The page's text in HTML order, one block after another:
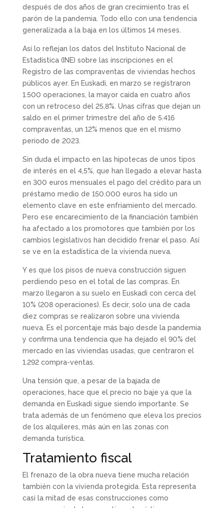
después de dos años de gran crecimiento tras el
parón de la pandemia. Todo ello con una tendencia
generalizada a la baja en los últimos 14 meses.
Así lo reflejan los datos del Instituto Nacional de
Estadística (INE) sobre las inscripciones en el
Registro de las compraventas de viviendas hechos
públicos ayer. En Euskadi, en marzo se registraron
1.500 operaciones, la mayor caída en cuatro años
con un retroceso del 25,8%. Unas cifras que dejan un
saldo en el primer trimestre del año de 5.416
compraventas, un 12% menos que en el mismo
periodo de 2023.
Sin duda el impacto en las hipotecas de unos tipos
de interés en el 4,5%, que han llegado a elevar hasta
en 300 euros mensuales el pago del crédito para un
préstamo medio de 150.000 euros ha sido un
elemento clave en este enfriamiento del mercado.
Pero ese encarecimiento de la financiación también
ha afectado a los promotores que también por los
cambios legislativos han decidido frenar el paso. Así
se ve en la estadística de la vivienda nueva.
Y es que los pisos de nueva construcción siguen
perdiendo peso en el total de las compras. En
marzo llegaron a su suelo en Euskadi con cerca del
10% (208 operaciones). Es decir, solo una de cada
diez compras se realizaron sobre una vivienda
nueva. Es el porcentaje más bajo desde la pandemia
y confirma una tendencia que ha dejado el 90% del
mercado en las viviendas usadas, que centraron el
1.292 compra-ventas.
Una tensión que, a pesar de la bajada de
operaciones, hace que el precio no baje ya que la
demanda en Euskadi sigue siendo importante. Se
trata además de un fenómeno que eleva los precios
de los alquileres, más aún en las zonas con
demanda turística.
Tratamiento fiscal
El frenazo de la obra nueva tiene mucha relación
también con la vivienda protegida. Esta representa
casi la mitad de esas construcciones como